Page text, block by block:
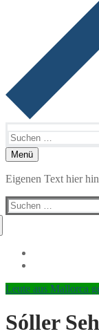
nach:
Menü
Eigenen Text hier
Suchen
nach:
Leute aus Mallorca
Sóller